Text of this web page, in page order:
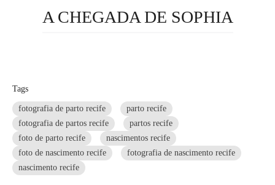
A CHEGADA DE SOPHIA
Tags
fotografia de parto recife
parto recife
fotografia de partos recife
partos recife
foto de parto recife
nascimentos recife
foto de nascimento recife
fotografia de nascimento recife
nascimento recife